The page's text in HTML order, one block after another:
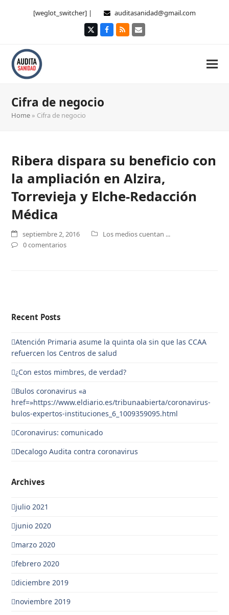
[weglot_switcher] | auditasanidad@gmail.com
TwitterFacebook
RSS Correo
Cifra de negocio
Home » Cifra de negocio
Ribera dispara su beneficio con
la ampliación en Alzira,
Torrevieja y Elche-Redacción
Médica
septiembre 2, 2016
Los medios cuentan ...
0 comentarios
Recent Posts
Atención Primaria asume la quinta ola sin que las CCAA
refuercen los Centros de salud
¿Con estos mimbres, de verdad?
Bulos coronavirus «a
href=»https://www.eldiario.es/tribunaabierta/coronavirus-
bulos-expertos-instituciones_6_1009359095.html
Coronavirus: comunicado
Decalogo Audita contra coronavirus
Archives
julio 2021
junio 2020
marzo 2020
febrero 2020
diciembre 2019
noviembre 2019